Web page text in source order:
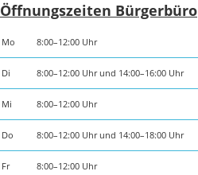
Öffnungszeiten Bürgerbüro
Mo 8:00–12:00 Uhr
Di 8:00–12:00 Uhr und 14:00–16:00 Uhr
Mi 8:00–12:00 Uhr
Do 8:00–12:00 Uhr und 14:00–18:00 Uhr
Fr 8:00–12:00 Uhr